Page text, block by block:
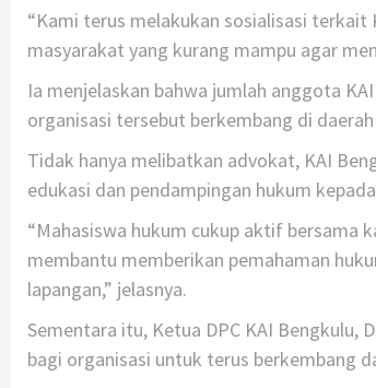
“Kami terus melakukan sosialisasi terkait
masyarakat yang kurang mampu agar
Ia menjelaskan bahwa jumlah anggota
organisasi tersebut berkembang di
Tidak hanya melibatkan advokat, KAI
edukasi dan pendampingan hukum
“Mahasiswa hukum cukup aktif bersama
membantu memberikan pemahaman
lapangan,” jelasnya.
Sementara itu, Ketua DPC KAI Bengkulu,
bagi organisasi untuk terus berkembang